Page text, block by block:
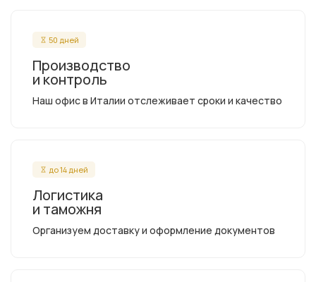
50 дней
Производство
и контроль
Наш офис в Италии отслеживает сроки и качество
до 14 дней
Логистика
и таможня
Организуем доставку и оформление документов